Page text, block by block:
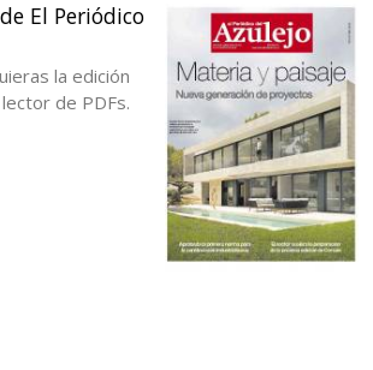
El Periódico
la edición
de PDFs.